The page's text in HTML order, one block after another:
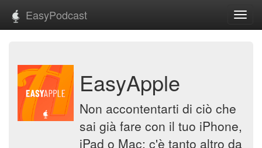
EasyPodcast
EasyApple
Non accontentarti di ciò che
sai già fare con il tuo iPhone,
iPad o Mac: c'è tanto altro da